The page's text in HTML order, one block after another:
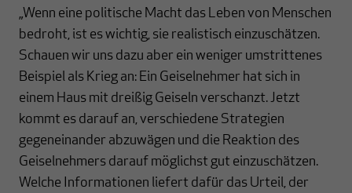
„Wenn eine politische Macht das Leben von Menschen
bedroht, ist es wichtig, sie realistisch einzuschätzen.
Schauen wir uns dazu aber ein weniger umstrittenes
Beispiel als Krieg an: Ein Geiselnehmer hat sich in
einem Haus mit dreißig Geiseln verschanzt. Jetzt
kommt es darauf an, verschiedene Strategien
gegeneinander abzuwägen und die Reaktion des
Geiselnehmers darauf möglichst gut einzuschätzen.
Welche Informationen liefert dafür das Urteil, der